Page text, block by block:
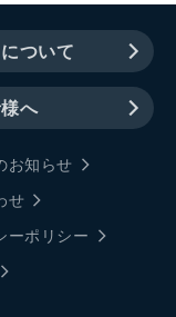
ついて
へ
お知らせ
せ
ーポリシー